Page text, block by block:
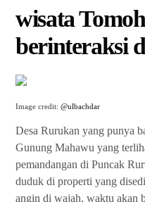
wisata
berinteraksi
Image credit: @ulbachdar
Desa Rurukan yang punya
Gunung Mahawu yang
pemandangan di Puncak
duduk di properti yang
angin di wajah, waktu akan